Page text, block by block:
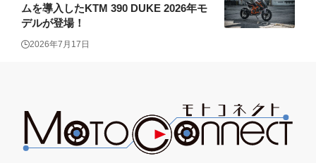
ムを導入したKTM 390 DUKE 2026年モ
デルが登場！
2026年7月17日